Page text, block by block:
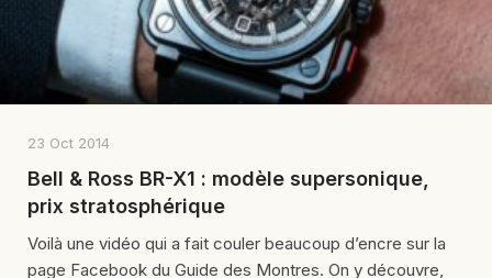
23 Oct 2014
Bell & Ross BR-X1 : modèle supersonique,
prix stratosphérique
Voilà une vidéo qui a fait couler beaucoup d’encre sur la
page Facebook du Guide des Montres. On y découvre,